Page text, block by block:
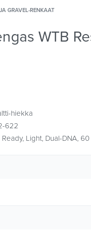
GRAVEL-RENKAAT
WTB
hiekka
622
Light, Dual-DNA, 60